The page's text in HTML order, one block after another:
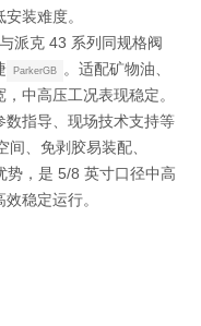
装难度。
与派克 43 系列同规格阀
ParkerGB
。适配矿物油、
中高压工况表现稳定。
指导、现场技术支持等
间、免剥胶易装配、
势，是 5/8 英寸口径中高
稳定运行。